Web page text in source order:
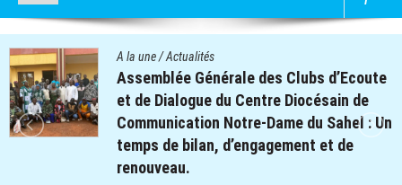
d’Ecoute
de
du Sahel : Un
Quatre cent soixante-
des clubs d’écoute du
retrouvent le chemin de
régions de Koulsé et de